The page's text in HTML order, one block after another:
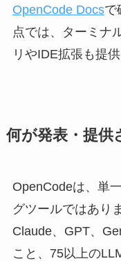
OpenCode Docsで
点では、ターミナ
リやIDE拡張も提
何が発表・提供
OpenCodeは、単
グツールではあり
Claude、GPT、
こと、75以上の